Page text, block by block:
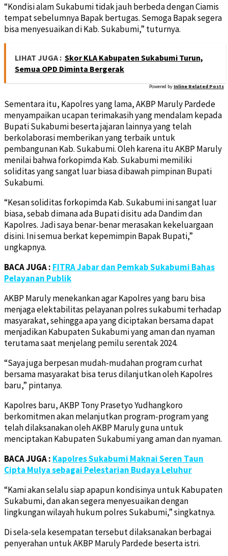
“Kondisi alam Sukabumi tidak jauh berbeda dengan Ciamis
tempat sebelumnya Bapak bertugas. Semoga Bapak segera
bisa menyesuaikan di Kab. Sukabumi,” tuturnya.
LIHAT JUGA : Skor KLA Kabupaten Sukabumi Turun,
Semua OPD Diminta Bergerak
Powered by Inline Related Posts
Sementara itu, Kapolres yang lama, AKBP Maruly Pardede
menyampaikan ucapan terimakasih yang mendalam kepada
Bupati Sukabumi beserta jajaran lainnya yang telah
berkolaborasi memberikan yang terbaik untuk
pembangunan Kab. Sukabumi. Oleh karena itu AKBP Maruly
menilai bahwa forkopimda Kab. Sukabumi memiliki
soliditas yang sangat luar biasa dibawah pimpinan Bupati
Sukabumi.
“Kesan soliditas forkopimda Kab. Sukabumi ini sangat luar
biasa, sebab dimana ada Bupati disitu ada Dandim dan
Kapolres. Jadi saya benar-benar merasakan kekeluargaan
disini. Ini semua berkat kepemimpin Bapak Bupati,”
ungkapnya.
BACA JUGA : FITRA Jabar dan Pemkab Sukabumi Bahas
Pelayanan Publik
AKBP Maruly menekankan agar Kapolres yang baru bisa
menjaga elektabilitas pelayanan polres sukabumi terhadap
masyarakat, sehingga apa yang diciptakan bersama dapat
menjadikan Kabupaten Sukabumi yang aman dan nyaman
terutama saat menjelang pemilu serentak 2024.
“Saya juga berpesan mudah-mudahan program curhat
bersama masyarakat bisa terus dilanjutkan oleh Kapolres
baru,” pintanya.
Kapolres baru, AKBP Tony Prasetyo Yudhangkoro
berkomitmen akan melanjutkan program-program yang
telah dilaksanakan oleh AKBP Maruly guna untuk
menciptakan Kabupaten Sukabumi yang aman dan nyaman.
BACA JUGA : Kapolres Sukabumi Maknai Seren Taun
Cipta Mulya sebagai Pelestarian Budaya Leluhur
“Kami akan selalu siap apapun kondisinya untuk Kabupaten
Sukabumi, dan akan segera menyesuaikan dengan
lingkungan wilayah hukum polres Sukabumi,” singkatnya.
Di sela-sela kesempatan tersebut dilaksanakan berbagai
penyerahan untuk AKBP Maruly Pardede beserta istri.